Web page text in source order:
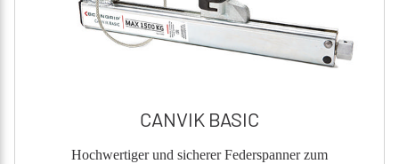
CANVIK BASIC
Hochwertiger und sicherer Federspanner zum